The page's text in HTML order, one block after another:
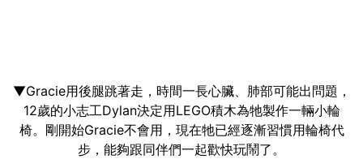
▼Gracie用後腿跳著走，時間一長心臟、肺部可能出問題，
12歲的小志工Dylan決定用LEGO積木為牠製作一輛小輪
椅。剛開始Gracie不會用，現在牠已經逐漸習慣用輪椅代
步，能夠跟同伴們一起歡快玩鬧了。